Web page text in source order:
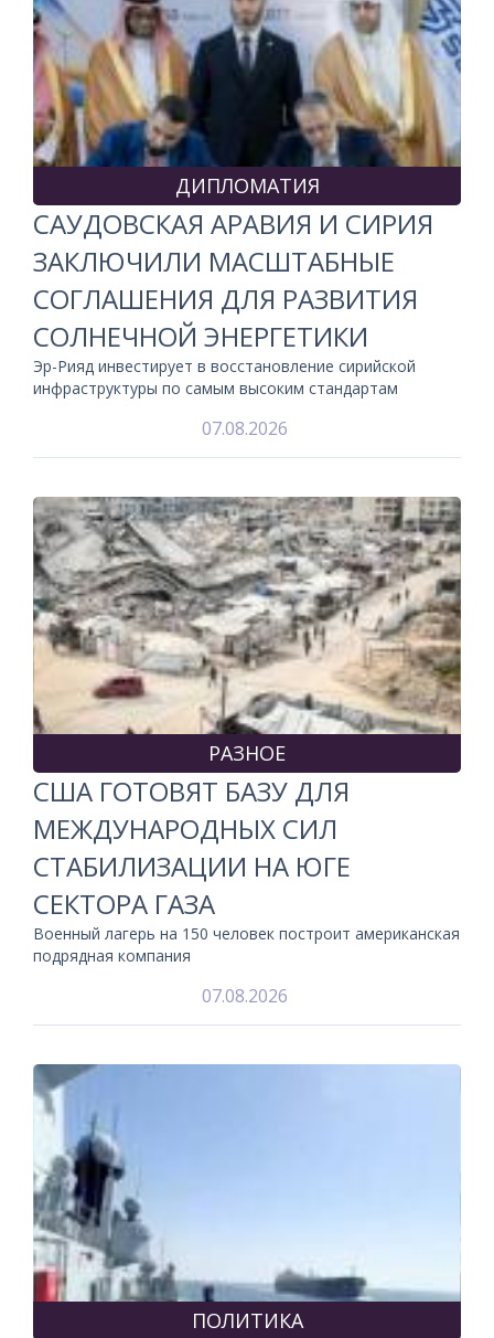
ДИПЛОМАТИЯ
САУДОВСКАЯ АРАВИЯ И СИРИЯ
ЗАКЛЮЧИЛИ МАСШТАБНЫЕ
СОГЛАШЕНИЯ ДЛЯ РАЗВИТИЯ
СОЛНЕЧНОЙ ЭНЕРГЕТИКИ
Эр-Рияд инвестирует в восстановление сирийской
инфраструктуры по самым высоким стандартам
07.08.2026
РАЗНОЕ
США ГОТОВЯТ БАЗУ ДЛЯ
МЕЖДУНАРОДНЫХ СИЛ
СТАБИЛИЗАЦИИ НА ЮГЕ
СЕКТОРА ГАЗА
Военный лагерь на 150 человек построит американская
подрядная компания
07.08.2026
ПОЛИТИКА